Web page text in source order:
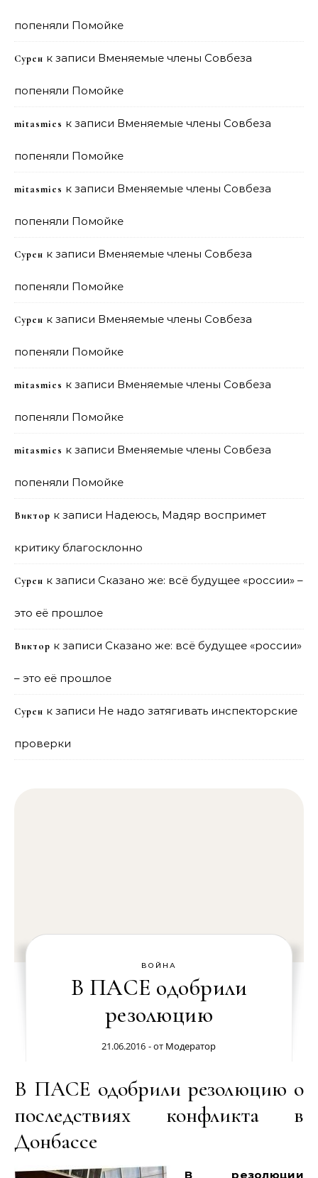
попеняли Помойке
Сурен к записи Вменяемые члены Совбеза
попеняли Помойке
mitasmies к записи Вменяемые члены Совбеза
попеняли Помойке
mitasmies к записи Вменяемые члены Совбеза
попеняли Помойке
Сурен к записи Вменяемые члены Совбеза
попеняли Помойке
Сурен к записи Вменяемые члены Совбеза
попеняли Помойке
mitasmies к записи Вменяемые члены Совбеза
попеняли Помойке
mitasmies к записи Вменяемые члены Совбеза
попеняли Помойке
Виктор к записи Надеюсь, Мадяр воспримет
критику благосклонно
Сурен к записи Сказано же: всё будущее «россии» –
это её прошлое
Виктор к записи Сказано же: всё будущее «россии»
– это её прошлое
Сурен к записи Не надо затягивать инспекторские
проверки
ВОЙНА
В ПАСЕ одобрили
резолюцию
21.06.2016 - от Модератор
В ПАСЕ одобрили резолюцию о
последствиях конфликта в
Донбассе
В резолюции